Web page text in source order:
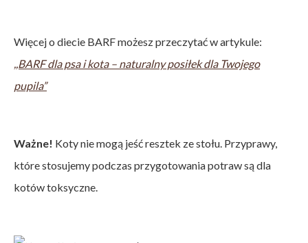
Więcej o diecie BARF możesz przeczytać w artykule:
,,BARF dla psa i kota – naturalny posiłek dla Twojego
pupila”
Ważne! Koty nie mogą jeść resztek ze stołu. Przyprawy,
które stosujemy podczas przygotowania potraw są dla
kotów toksyczne.